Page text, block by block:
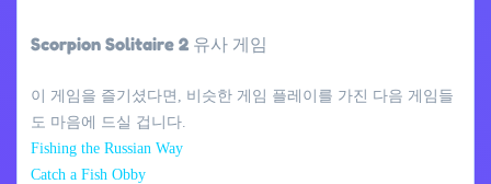
Scorpion Solitaire 2 유사 게임
이 게임을 즐기셨다면, 비슷한 게임 플레이를 가진 다음 게임들
도 마음에 드실 겁니다.
Fishing the Russian Way
Catch a Fish Obby